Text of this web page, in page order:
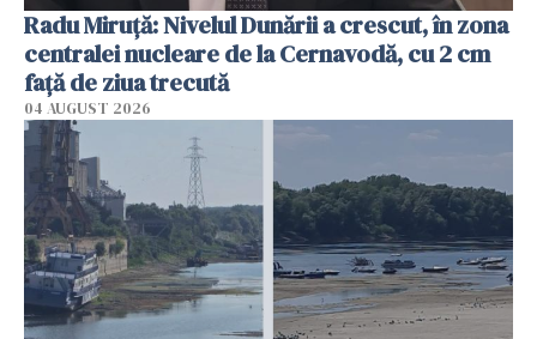
Radu Miruţă: Nivelul Dunării a crescut, în zona
centralei nucleare de la Cernavodă, cu 2 cm
faţă de ziua trecută
04 AUGUST 2026